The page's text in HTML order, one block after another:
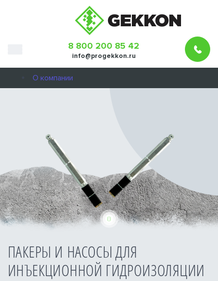
8 800 200 85 42
info@progekkon.ru
О компании
ПАКЕРЫ И НАСОСЫ ДЛЯ
ИНЪЕКЦИОННОЙ ГИДРОИЗОЛЯЦИИ